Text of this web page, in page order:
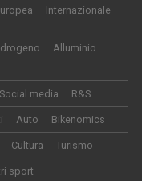
Internazionale
Alluminio
Social media R&S
Auto Bikenomics
Cultura Turismo
sport